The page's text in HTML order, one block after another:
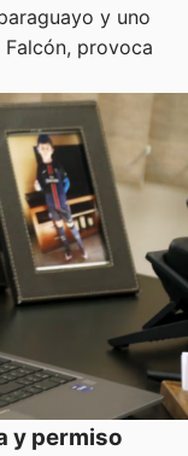
y uno
provoca
y permiso